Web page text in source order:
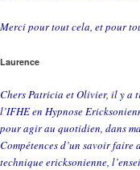
Merci pour tout cela, et pour
Laurence
Chers Patricia et Olivier, il y a
l’IFHE en Hypnose
pour agir au quotidien, dans
Compétences d’un savoir
technique ericksonienne,